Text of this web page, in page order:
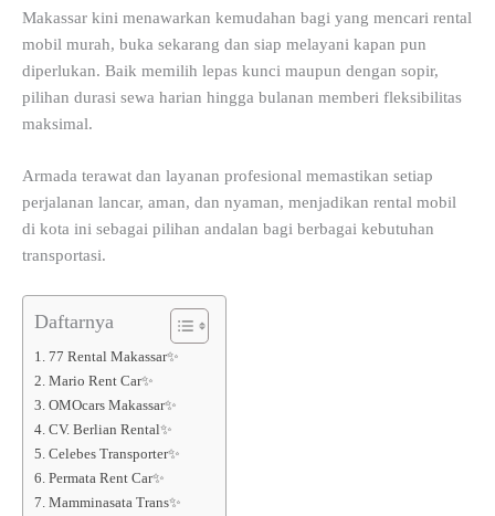
Makassar kini menawarkan kemudahan bagi yang mencari rental
mobil murah, buka sekarang dan siap melayani kapan pun
diperlukan. Baik memilih lepas kunci maupun dengan sopir,
pilihan durasi sewa harian hingga bulanan memberi fleksibilitas
maksimal.
Armada terawat dan layanan profesional memastikan setiap
perjalanan lancar, aman, dan nyaman, menjadikan rental mobil
di kota ini sebagai pilihan andalan bagi berbagai kebutuhan
transportasi.
Daftarnya
1. 77 Rental Makassar✨
2. Mario Rent Car✨
3. OMOcars Makassar✨
4. CV. Berlian Rental✨
5. Celebes Transporter✨
6. Permata Rent Car✨
7. Mamminasata Trans✨